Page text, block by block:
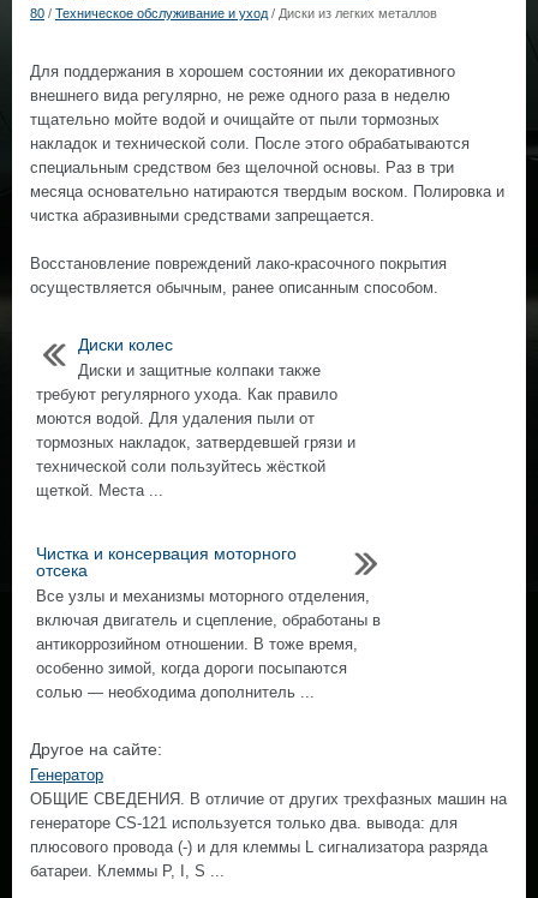
80 / Техническое обслуживание и уход / Диски из легких металлов
Для поддержания в хорошем состоянии их декоративного
внешнего вида регулярно, не реже одного раза в неделю
тщательно мойте водой и очищайте от пыли тормозных
накладок и технической соли. После этого обрабатываются
специальным средством без щелочной основы. Раз в три
месяца основательно натираются твердым воском. Полировка и
чистка абразивными средствами запрещается.
Восстановление повреждений лако-красочного покрытия
осуществляется обычным, ранее описанным способом.
Диски колес
Диски и защитные колпаки также
требуют регулярного ухода. Как правило
моются водой. Для удаления пыли от
тормозных накладок, затвердевшей грязи и
технической соли пользуйтесь жёсткой
щеткой. Места ...
Чистка и консервация моторного
отсека
Все узлы и механизмы моторного отделения,
включая двигатель и сцепление, обработаны в
антикоррозийном отношении. В тоже время,
особенно зимой, когда дороги посыпаются
солью — необходима дополнитель ...
Другое на сайте:
Генератор
ОБЩИЕ СВЕДЕНИЯ. В отличие от других трехфазных машин на
генераторе CS-121 используется только два. вывода: для
плюсового провода (-) и для клеммы L сигнализатора разряда
батареи. Клеммы Р, I, S ...